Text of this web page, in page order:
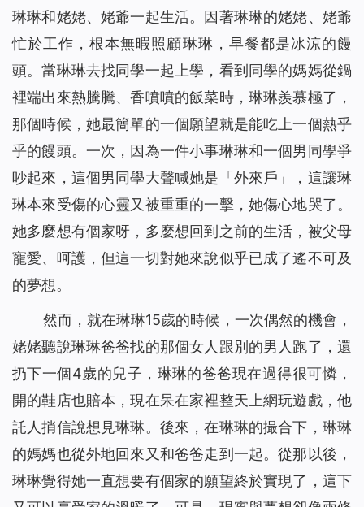
人生匆匆，我們該追求什麼？（有聲讀物）
43 信仰逼迫：帶上癱瘓丈夫去逃亡（有聲讀物）
44 孩子病危，是神讓他化險為夷（有聲讀物）
45 我們應該怎樣對待執政掌權的？（有聲讀物）
46 聖經的預言，我終於知道該怎麼對待了（有聲讀物）
47 當計劃趕不上變化時，你該怎麼辦（有聲讀物）
48
不會扶持幫助弟兄姊妹怎麼辦？這裡有三條實行路途（有聲
讀物）
撒瑪利亞婦人的聰明之處（有聲讀物）
50 防備法利賽人和撒都該人的酵(有聲讀物)
51 埃提阿伯太監接受福音給我們的啟示（有聲讀物）
52 約拿為何被魚吞（有聲讀物）
我對「迦南婦人的信心」有了新的認識（有聲讀物）
54 為什麼只有彼得認出了主耶穌是基督？（有聲讀物）
琳琳和姥姥、姥爺一起生活。因著琳琳的姥姥、姥爺
忙於工作，根本無暇照顧琳琳，早餐都是冰涼的饅
頭。當琳琳去找同學一起上學，看到同學的媽媽從鍋
裡端出來熱騰騰、香噴噴的飯菜時，琳琳羨慕極了，
那個時候，她最簡單的一個願望就是能吃上一個熱乎
乎的饅頭。一次，因為一件小事琳琳和一個男同學爭
吵起來，這個男同學大聲喊她是「外來戶」，這讓琳
琳本來受傷的心靈又被重重的一擊，她傷心地哭了。
她多麼想有個家呀，多麼想回到之前的生活，被父母
寵愛、呵護，但這一切對她來說似乎已成了遙不可及
的夢想。
然而，就在琳琳15歲的時候，一次偶然的機會，
姥姥聽說琳琳爸爸找的那個女人跟別的男人跑了，還
扔下一個4歲的兒子，琳琳的爸爸現在過得很可憐，
開的鞋店也賠本，現在呆在家裡整天上網玩遊戲，他
託人捎信說想見琳琳。後來，在琳琳的撮合下，琳琳
的媽媽也從外地回來又和爸爸走到一起。從那以後，
琳琳覺得她一直想要有個家的願望終於實現了，這下